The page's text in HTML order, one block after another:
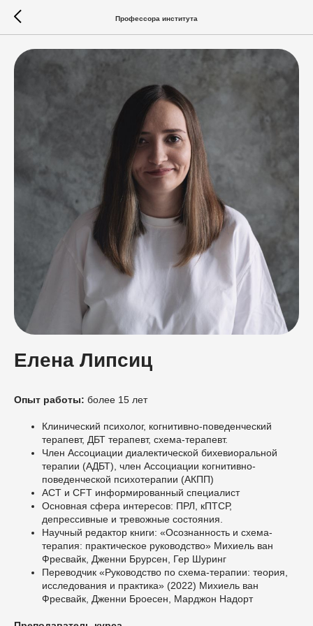
Профессора института
Елена Липсиц
Опыт работы: более 15 лет
Клинический психолог, когнитивно-поведенческий
терапевт, ДБТ терапевт, схема-терапевт.
Член Ассоциации диалектической бихевиоральной
терапии (АДБТ), член Ассоциации когнитивно-
поведенческой психотерапии (АКПП)
ACT и CFT информированный специалист
Основная сфера интересов: ПРЛ, кПТСР,
депрессивные и тревожные состояния.
Научный редактор книги: «Осознанность и схема-
терапия: практическое руководство» Михиель ван
Фресвайк, Дженни Брурсен, Гер Шуринг
Переводчик «Руководство по схема-терапии: теория,
исследования и практика» (2022) Михиель ван
Фресвайк, Дженни Броесен, Марджон Надорт